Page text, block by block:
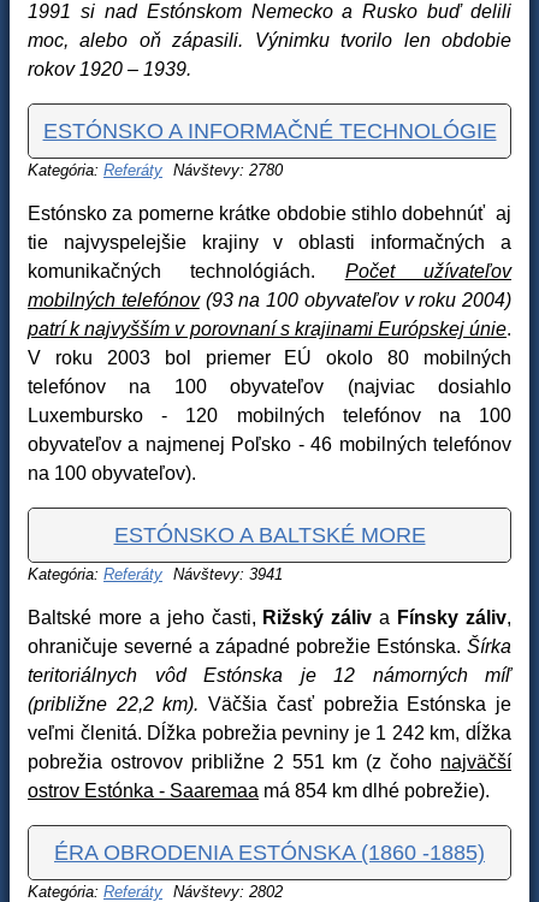
1991 si nad Estónskom Nemecko a Rusko buď delili
moc, alebo oň zápasili. Výnimku tvorilo len obdobie
rokov 1920 – 1939.
ESTÓNSKO A INFORMAČNÉ TECHNOLÓGIE
Kategória: Referáty Návštevy: 2780
Estónsko za pomerne krátke obdobie stihlo dobehnúť aj
tie najvyspelejšie krajiny v oblasti informačných a
komunikačných technológiách. Počet užívateľov
mobilných telefónov(93 na 100 obyvateľov v roku 2004)
patrí k najvyšším v porovnaní s krajinami Európskej únie.
V roku 2003 bol priemer EÚ okolo 80 mobilných
telefónov na 100 obyvateľov (najviac dosiahlo
Luxembursko - 120 mobilných telefónov na 100
obyvateľov a najmenej Poľsko - 46 mobilných telefónov
na 100 obyvateľov).
ESTÓNSKO A BALTSKÉ MORE
Kategória: Referáty Návštevy: 3941
Baltské more a jeho časti, Rižský záliv a Fínsky záliv,
ohraničuje severné a západné pobrežie Estónska. Šírka
teritoriálnych vôd Estónska je 12 námorných míľ
(približne 22,2 km). Väčšia časť pobrežia Estónska je
veľmi členitá. Dĺžka pobrežia pevniny je 1 242 km, dĺžka
pobrežia ostrovov približne 2 551 km (z čoho najväčší
ostrov Estónka - Saaremaa má 854 km dlhé pobrežie).
ÉRA OBRODENIA ESTÓNSKA (1860 -1885)
Kategória: Referáty Návštevy: 2802